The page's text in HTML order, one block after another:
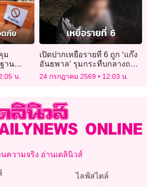
ม
าน
น.
เปิดปากเหยื่อรายที่ 6 ถูก ‘แก๊ง
อันธพาล’ รุมกระทืบกลางถนน
เมืองพิษณุโลกเย้ยกฎหมาย
24 กรกฎาคม 2569 12:03 น.
ความจริง อ่านเดลินิวส์
ไลฟ์สไตล์